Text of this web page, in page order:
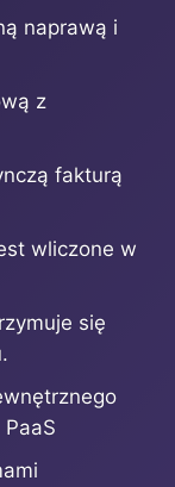
naprawą i
z
fakturą
wliczone w
się